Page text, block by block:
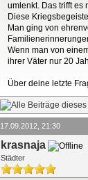
umlenkt. Das trifft es
Diese
Man ging von
Wenn man von
ihrer Väter nur 20
Über deine letzte
17.09.2012, 21:30
krasnaja
Städter